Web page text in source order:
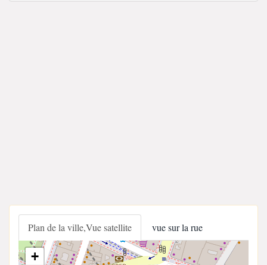
Plan de la ville,Vue satellite vue sur la rue
+